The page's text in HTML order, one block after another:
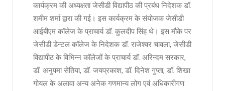
कार्यक्रम की अध्यक्षता जेसीडी विद्यापीठ की प्रबंध निदेशक डॉ.
शमीम शर्मा द्वारा की गई। इस कार्यक्रम के संयोजक जेसीडी
आईबीएम कॉलेज के प्राचार्य डॉ. कुलदीप सिंह थे। इस मौके पर
जेसीडी डेन्टल कॉलेज के निदेशक डॉ. राजेश्वर चावला, जेसीडी
विद्यापीठ के विभिन्न कॉलेजों के प्राचार्य डॉ. अरिन्दम सरकार,
डॉ. अनुपमा सेतिया, डॉ. जयप्रकाश, डॉ. दिनेश गुप्ता, डॉ. शिखा
गोयल के अलावा अन्य अनेक गणमान्य लोग एवं अधिकारीगण